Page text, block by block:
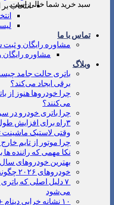
سبد خرید شما خالی است.
انتخاب
تماس با ما
مشاوره رایگان و
مشاوره
وبلاگ
باتری حالت جامد
برقی ایجاد می‌کند؟
چرا خودروها هنوز از
می‌کنند؟
چرا باتری خودرو در
۳راه برای افزایش طول عمر باتری خودرو
وقتی لاستیک ماشینت
چرا موتور از تایم
نکا مهمی که راننده ها
بهترین خودروهای سال ۲۰۲۶ که باید بشناسید!
خودروهای ۲۰۲۶ چگونه فکر می‌کنند؟
۷ دلیل اصلی که
می‌شود
۱۰ نشانه خرابی دینام + روش تست آن بدون دستگاه